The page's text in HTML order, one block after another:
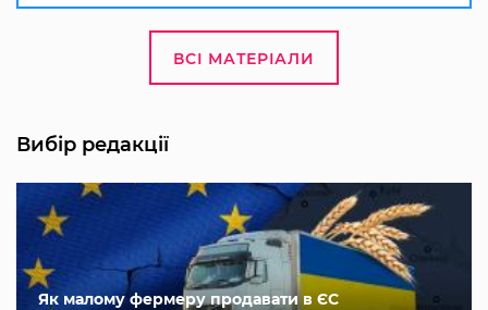
ВСІ МАТЕРІАЛИ
Вибір редакції
Як малому фермеру продавати в ЄС